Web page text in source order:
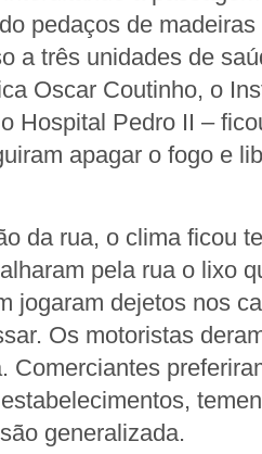
pedaços de
a três unidades de
Oscar Coutinho, o
Hospital Pedro II –
apagar o fogo e
da rua, o clima ficou
pela rua o lixo
jogaram dejetos nos
Os motoristas
Comerciantes
generalizada.